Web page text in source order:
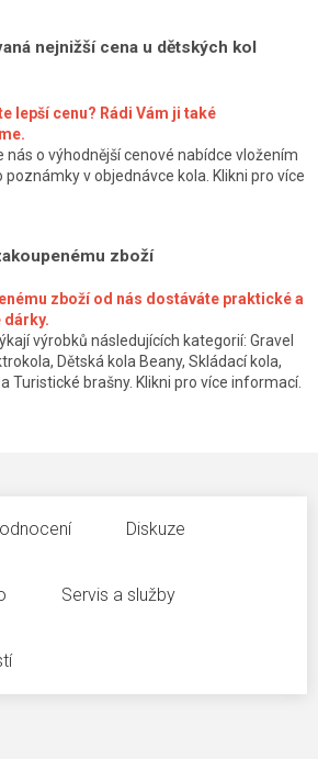
nejnižší cena u dětských kol
lepší cenu? Rádi Vám ji také
nás o výhodnější cenové nabídce vložením
poznámky v objednávce kola. Klikni pro více
zboží
zboží od nás dostáváte praktické a
dárky.
výrobků následujících kategorií: Gravel
Dětská kola Beany, Skládací kola,
Turistické brašny. Klikni pro více informací.
Diskuze
Servis a služby